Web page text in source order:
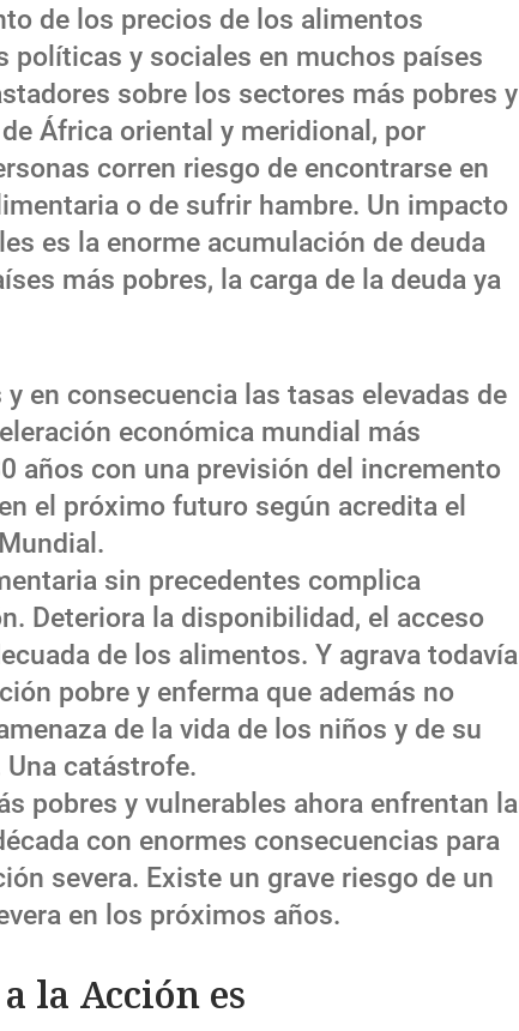
de los precios de los alimentos
políticas y sociales en muchos países
sobre los sectores más pobres y
África oriental y meridional, por
corren riesgo de encontrarse en
o de sufrir hambre. Un impacto
es la enorme acumulación de deuda
más pobres, la carga de la deuda ya
en consecuencia las tasas elevadas de
económica mundial más
años con una previsión del incremento
el próximo futuro según acredita el
sin precedentes complica
Deteriora la disponibilidad, el acceso
de los alimentos. Y agrava todavía
pobre y enferma que además no
de la vida de los niños y de su
catástrofe.
pobres y vulnerables ahora enfrentan la
con enormes consecuencias para
severa. Existe un grave riesgo de un
en los próximos años.
la Acción es